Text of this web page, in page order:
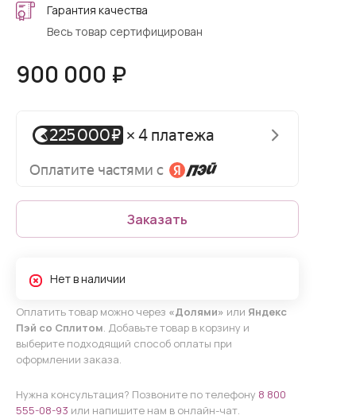
Гарантия качества
Весь товар сертифицирован
900 000 ₽
Заказать
Нет в наличии
Оплатить товар можно через «Долями» или Яндекс
Пэй со Сплитом. Добавьте товар в корзину и
выберите подходящий способ оплаты при
оформлении заказа.
Нужна консультация? Позвоните по телефону 8 800
555-08-93 или напишите нам в онлайн-чат.